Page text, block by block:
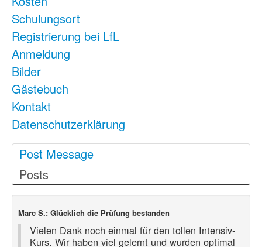
Schulungsort
Registrierung bei LfL
Anmeldung
Bilder
Gästebuch
Kontakt
Datenschutzerklärung
Post Message
Posts
Marc S.: Glücklich die Prüfung bestanden
Vielen Dank noch einmal für den tollen Intensiv-
Kurs. Wir haben viel gelernt und wurden optimal